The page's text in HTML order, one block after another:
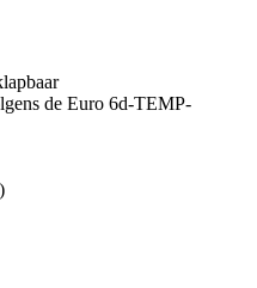
de Euro 6d-TEMP-